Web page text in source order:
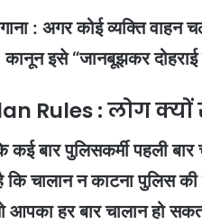
: अगर कोई व्यक्ति वाहन
इसे “जानबूझकर दोहराई
Rules : लोग क्यों
बार पुलिसकर्मी पहली
चालान न काटना पुलिस की
आपका हर बार चालान हो